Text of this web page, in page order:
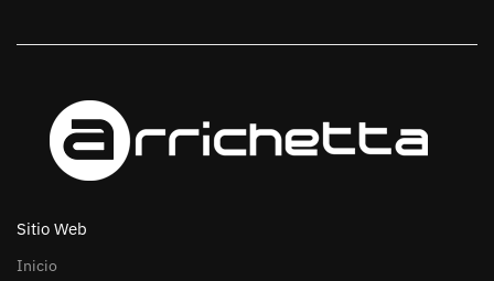
Sitio Web
Inicio